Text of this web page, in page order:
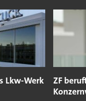
Lkw-Werk
ZF